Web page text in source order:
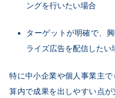
ングを行いたい場合
ターゲットが明確で、
ライズ広告を配信したい
特に中小企業や個人事業主
算内で成果を出しやすい点が